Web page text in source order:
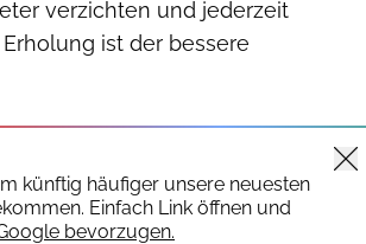
verzichten und jederzeit
Erholung ist der bessere
künftig häufiger unsere neuesten
Einfach Link öffnen und
bevorzugen.